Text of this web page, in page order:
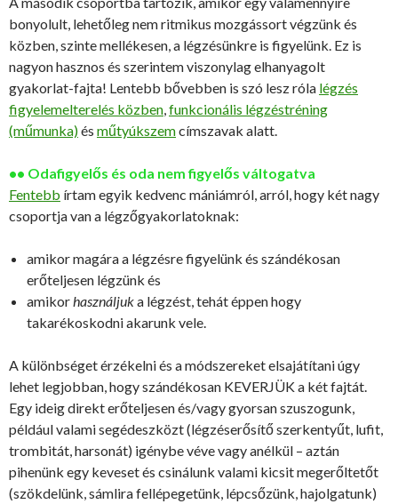
bonyolult, lehetőleg nem ritmikus mozgássort végzünk és
közben, szinte mellékesen, a légzésünkre is figyelünk. Ez is
nagyon hasznos és szerintem viszonylag elhanyagolt
gyakorlat-fajta! Lentebb bővebben is szó lesz róla légzés
figyelemelterelés közben funkcionális légzéstréning
(műmunka)és műtyúkszemcímszavak alatt.
•• Odafigyelős és oda nem figyelős váltogatva
Fentebb írtam egyik kedvenc mániámról, arról, hogy két nagy
csoportja van a légzőgyakorlatoknak:
amikor magára a légzésre figyelünk és szándékosan
erőteljesen légzünk és
amikor használjuka légzést, tehát éppen hogy
takarékoskodni akarunk vele.
A különbséget érzékelni és a módszereket elsajátítani úgy
lehet legjobban, hogy szándékosan KEVERJÜK a két fajtát.
Egy ideig direkt erőteljesen és/vagy gyorsan szuszogunk,
például valami segédeszközt (légzéserősítő szerkentyűt, lufit,
trombitát, harsonát) igénybe véve vagy anélkül – aztán
pihenünk egy keveset és csinálunk valami kicsit megerőltetőt
(szökdelünk, sámlira fellépegetünk, lépcsőzünk, hajolgatunk)